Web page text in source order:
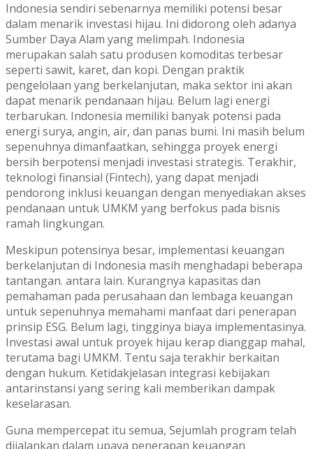
Indonesia sendiri sebenarnya memiliki potensi besar
dalam menarik investasi hijau. Ini didorong oleh adanya
Sumber Daya Alam yang melimpah. Indonesia
merupakan salah satu produsen komoditas terbesar
seperti sawit, karet, dan kopi. Dengan praktik
pengelolaan yang berkelanjutan, maka sektor ini akan
dapat menarik pendanaan hijau. Belum lagi energi
terbarukan. Indonesia memiliki banyak potensi pada
energi surya, angin, air, dan panas bumi. Ini masih belum
sepenuhnya dimanfaatkan, sehingga proyek energi
bersih berpotensi menjadi investasi strategis. Terakhir,
teknologi finansial (Fintech), yang dapat menjadi
pendorong inklusi keuangan dengan menyediakan akses
pendanaan untuk UMKM yang berfokus pada bisnis
ramah lingkungan.
Meskipun potensinya besar, implementasi keuangan
berkelanjutan di Indonesia masih menghadapi beberapa
tantangan. antara lain. Kurangnya kapasitas dan
pemahaman pada perusahaan dan lembaga keuangan
untuk sepenuhnya memahami manfaat dari penerapan
prinsip ESG. Belum lagi, tingginya biaya implementasinya.
Investasi awal untuk proyek hijau kerap dianggap mahal,
terutama bagi UMKM. Tentu saja terakhir berkaitan
dengan hukum. Ketidakjelasan integrasi kebijakan
antarinstansi yang sering kali memberikan dampak
keselarasan.
Guna mempercepat itu semua, Sejumlah program telah
dijalankan dalam upaya penerapan keuangan